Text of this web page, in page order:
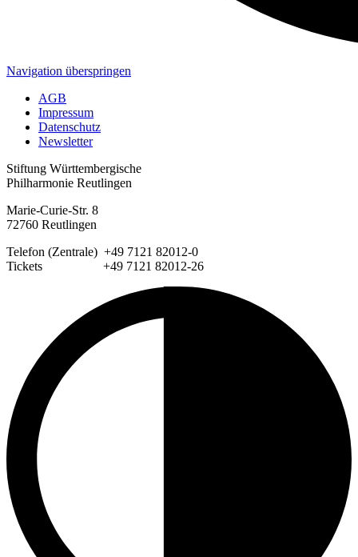
Navigation überspringen
AGB
Impressum
Datenschutz
Newsletter
Stiftung Württembergische
Philharmonie Reutlingen
Marie-Curie-Str. 8
72760 Reutlingen
Telefon (Zentrale) +49 7121 82012-0
Tickets +49 7121 82012-26